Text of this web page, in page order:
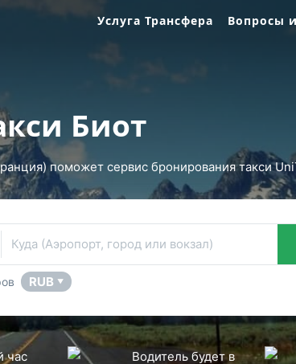
Услуга Трансфера Вопросы
Биот
поможет сервис бронирования такси
Куда (Аэропорт, город или вокзал)
RUB ▼
час
Водитель будет в